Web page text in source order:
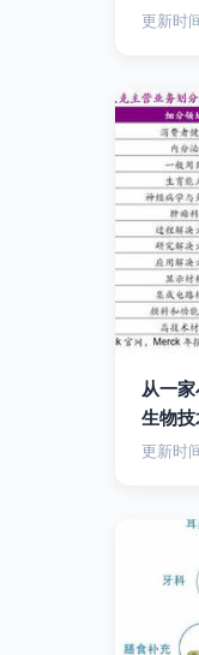
更新时
从一
生物
更新时